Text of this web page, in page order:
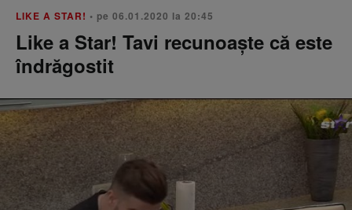
LIKE A STAR! • pe 06.01.2020 la 20:45
Like a Star! Tavi recunoaște că este
îndrăgostit